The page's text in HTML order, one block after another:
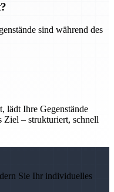
sind während des
lädt Ihre Gegenstände
Ziel – strukturiert, schnell
Sie Ihr individuelles